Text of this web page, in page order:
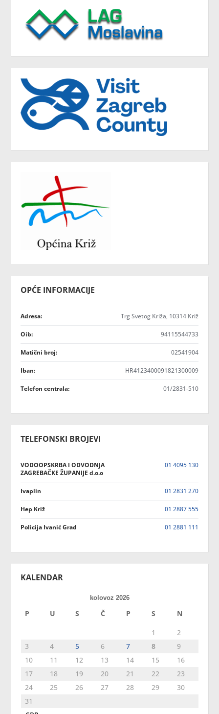
OPĆE INFORMACIJE
Adresa: Trg Svetog Križa, 10314 Križ
Oib: 94115544733
Matični broj: 02541904
Iban: HR4123400091821300009
Telefon centrala: 01/2831-510
TELEFONSKI BROJEVI
VODOOPSKRBA I ODVODNJA
ZAGREBAČKE ŽUPANIJE d.o.o
01 4095 130
Ivaplin 01 2831 270
Hep Križ 01 2887 555
Policija Ivanić Grad 01 2881 111
KALENDAR
kolovoz 2026
P U S Č P S N
1
2
3
4 5 6 7 8
9
10
11 12 13 14 15
16
17
18 19 20 21 22
23
24
25 26 27 28 29
30
31